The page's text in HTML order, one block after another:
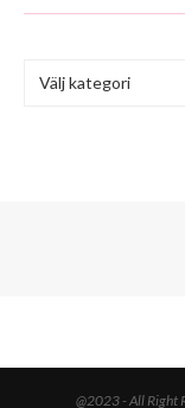
@2023 - All Right